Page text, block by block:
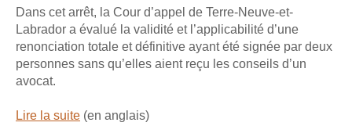
Dans cet arrêt, la Cour d’appel de Terre-Neuve-et-
Labrador a évalué la validité et l’applicabilité d’une
renonciation totale et définitive ayant été signée par deux
personnes sans qu’elles aient reçu les conseils d’un
avocat.
Lire la suite (en anglais)